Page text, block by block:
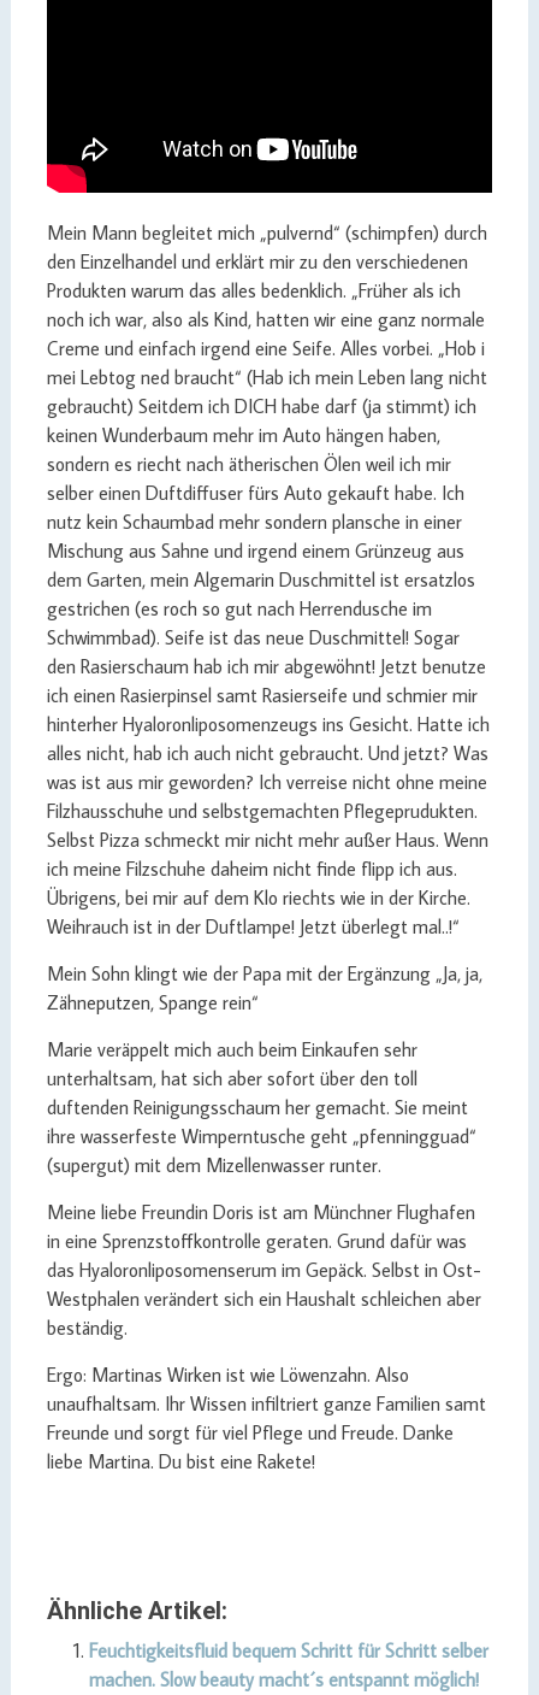
Mein Mann begleitet mich „pulvernd“ (schimpfen) durch
den Einzelhandel und erklärt mir zu den verschiedenen
Produkten warum das alles bedenklich. „Früher als ich
noch ich war, also als Kind, hatten wir eine ganz normale
Creme und einfach irgend eine Seife. Alles vorbei. „Hob i
mei Lebtog ned braucht“ (Hab ich mein Leben lang nicht
gebraucht) Seitdem ich DICH habe darf (ja stimmt) ich
keinen Wunderbaum mehr im Auto hängen haben,
sondern es riecht nach ätherischen Ölen weil ich mir
selber einen Duftdiffuser fürs Auto gekauft habe. Ich
nutz kein Schaumbad mehr sondern plansche in einer
Mischung aus Sahne und irgend einem Grünzeug aus
dem Garten, mein Algemarin Duschmittel ist ersatzlos
gestrichen (es roch so gut nach Herrendusche im
Schwimmbad). Seife ist das neue Duschmittel! Sogar
den Rasierschaum hab ich mir abgewöhnt! Jetzt benutze
ich einen Rasierpinsel samt Rasierseife und schmier mir
hinterher Hyaloronliposomenzeugs ins Gesicht. Hatte ich
alles nicht, hab ich auch nicht gebraucht. Und jetzt? Was
was ist aus mir geworden? Ich verreise nicht ohne meine
Filzhausschuhe und selbstgemachten Pflegeprudukten.
Selbst Pizza schmeckt mir nicht mehr außer Haus. Wenn
ich meine Filzschuhe daheim nicht finde flipp ich aus.
Übrigens, bei mir auf dem Klo riechts wie in der Kirche.
Weihrauch ist in der Duftlampe! Jetzt überlegt mal..!“
Mein Sohn klingt wie der Papa mit der Ergänzung „Ja, ja,
Zähneputzen, Spange rein“
Marie veräppelt mich auch beim Einkaufen sehr
unterhaltsam, hat sich aber sofort über den toll
duftenden Reinigungsschaum her gemacht. Sie meint
ihre wasserfeste Wimperntusche geht „pfenningguad“
(supergut) mit dem Mizellenwasser runter.
Meine liebe Freundin Doris ist am Münchner Flughafen
in eine Sprenzstoffkontrolle geraten. Grund dafür was
das Hyaloronliposomenserum im Gepäck. Selbst in Ost-
Westphalen verändert sich ein Haushalt schleichen aber
beständig.
Ergo: Martinas Wirken ist wie Löwenzahn. Also
unaufhaltsam. Ihr Wissen infiltriert ganze Familien samt
Freunde und sorgt für viel Pflege und Freude. Danke
liebe Martina. Du bist eine Rakete!
Ähnliche Artikel:
Feuchtigkeitsfluid bequem Schritt für Schritt selber
machen. Slow beauty macht´s entspannt möglich!